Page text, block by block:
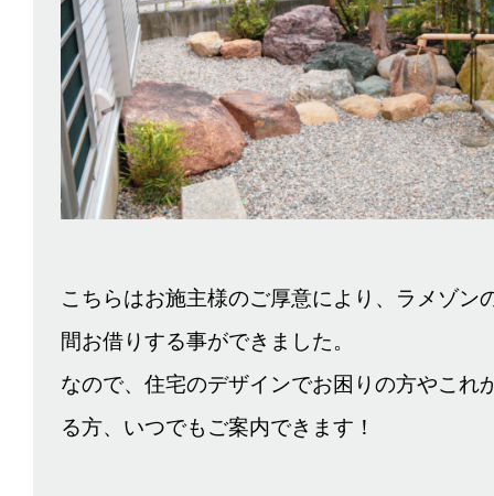
こちらはお施主様のご厚意により、ラメゾン
間お借りする事ができました。
なので、住宅のデザインでお困りの方やこれ
る方、いつでもご案内できます！